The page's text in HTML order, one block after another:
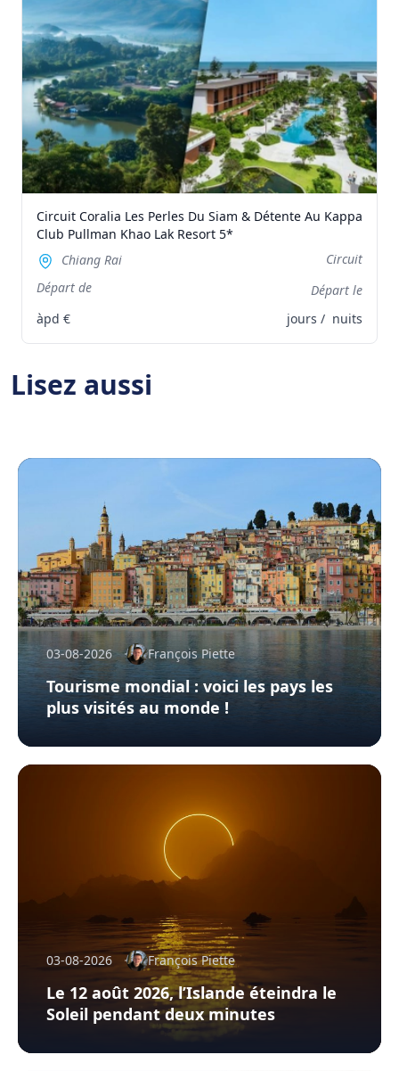
Circuit Coralia Les Perles Du Siam & Détente Au Kappa
Club Pullman Khao Lak Resort 5*
Chiang Rai
Circuit
Départ de
Départ le
àpd € jours / nuits
Lisez aussi
03-08-2026 François Piette
Tourisme mondial : voici les pays les
plus visités au monde !
03-08-2026 François Piette
Le 12 août 2026, l’Islande éteindra le
Soleil pendant deux minutes